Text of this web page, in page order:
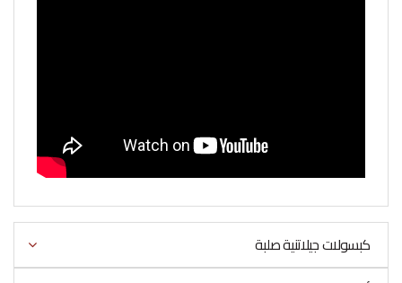
كبسولات جيلاتنية صلبة